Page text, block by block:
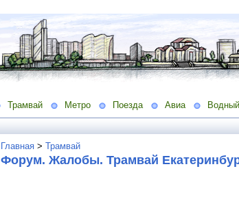
Трамвай Метро Поезда Авиа Водный
Главная > Трамвай
Форум. Жалобы. Трамвай